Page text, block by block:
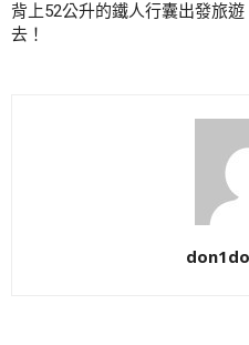
背上52公升的鐵人行囊出發旅遊
去！